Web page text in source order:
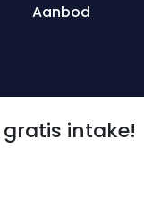
Aanbod
intake!